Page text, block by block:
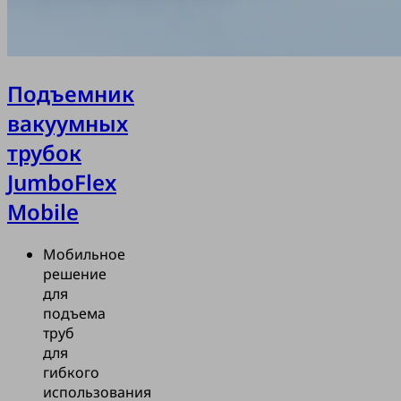
загрузки
по
заготовок
кг.
Подъемник
вакуумных
трубок
JumboFlex
Mobile
Мобильное
решение
для
подъема
труб
для
гибкого
использования